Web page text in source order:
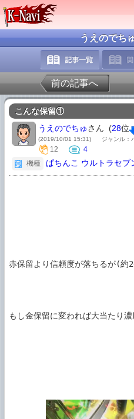
うえのでち
前の記事へ
こんな保留①
うえのでちゅさん (28位
(2019/10/01 15:31) ジャンル：
12
4
機種
ぱちんこ ウルトラセブ
赤保留より信頼度が落ちるが(約
もし金保留に変われば大当たり濃